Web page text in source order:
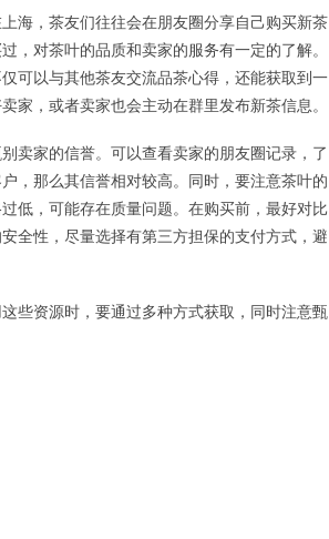
海，茶友们往往会在朋友圈分享自己购买新茶
，对茶叶的品质和卖家的服务有一定的了解。
可以与其他茶友交流品茶心得，还能获取到一
家，或者卖家也会主动在群里发布新茶信息。
卖家的信誉。可以查看卖家的朋友圈记录，了
，那么其信誉相对较高。同时，要注意茶叶的
低，可能存在质量问题。在购买前，最好对比
全性，尽量选择有第三方担保的支付方式，避
些资源时，要通过多种方式获取，同时注意甄